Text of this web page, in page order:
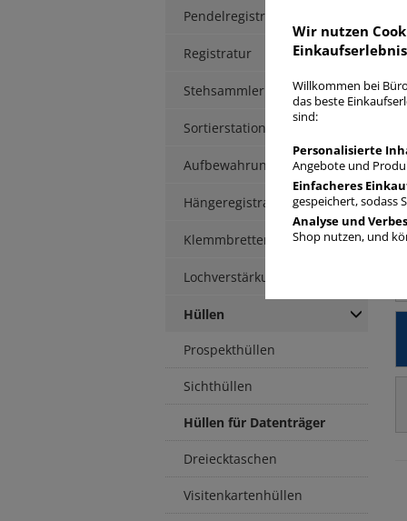
Pendelregistratur
Registratur
Stehsammler
Sortierstationen / Ablagen
Aufbewahrungsbox
Hängeregistratur
Klemmbretter / -mappen
Lochverstärkung
Hüllen
Prospekthüllen
Sichthüllen
Hüllen für Datenträger
Dreiecktaschen
Visitenkartenhüllen
Wir nutzen
Willkommen bei
das beste
sind:
Personalisierte
Angebote und
Einfacheres
gespeichert, sodass
Analyse und
Shop nutzen, und